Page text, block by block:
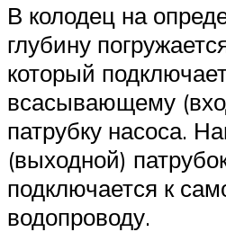
В колодец на
глубину
который
всасывающему
патрубку насоса.
(выходной)
подключается к
водопроводу.